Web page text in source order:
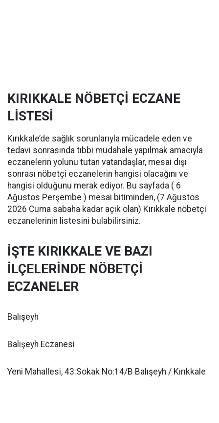
KIRIKKALE NÖBETÇİ ECZANE
LİSTESİ
Kırıkkale’de sağlık sorunlarıyla mücadele eden ve
tedavi sonrasında tıbbi müdahale yapılmak amacıyla
eczanelerin yolunu tutan vatandaşlar, mesai dışı
sonrası nöbetçi eczanelerin hangisi olacağını ve
hangisi olduğunu merak ediyor. Bu sayfada ( 6
Ağustos Perşembe ) mesai bitiminden, (7 Ağustos
2026 Cuma sabaha kadar açık olan) Kırıkkale nöbetçi
eczanelerinin listesini bulabilirsiniz.
İŞTE KIRIKKALE VE BAZI
İLÇELERİNDE NÖBETÇİ
ECZANELER
Balışeyh
Balışeyh Eczanesi
Yeni Mahallesi, 43.Sokak No:14/B Balışeyh / Kırıkkale